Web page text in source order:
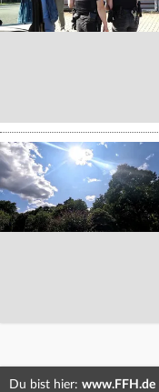
Du bist hier: www.FFH.de